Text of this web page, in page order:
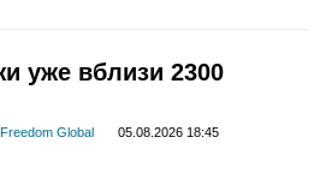
уже вблизи 2300
Global
05.08.2026 18:45